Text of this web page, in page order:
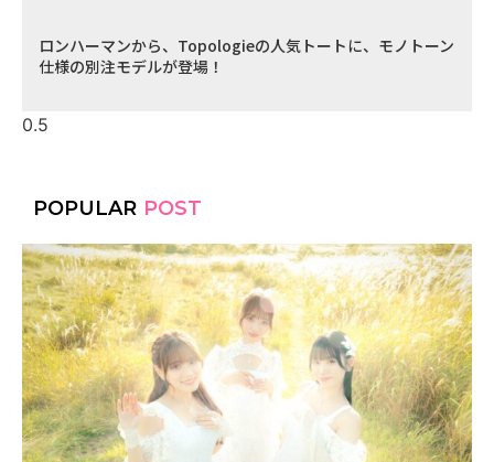
ロンハーマンから、Topologieの人気トートに、モノトーン
仕様の別注モデルが登場！
POPULAR POST